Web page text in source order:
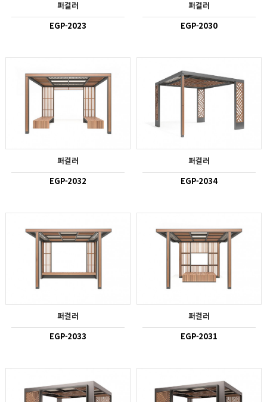
퍼걸러
EGP-2023
퍼걸러
EGP-2030
퍼걸러
EGP-2032
퍼걸러
EGP-2034
퍼걸러
EGP-2033
퍼걸러
EGP-2031